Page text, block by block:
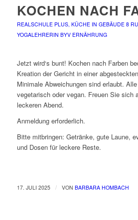
KOCHEN NACH
REALSCHULE PLUS, KÜCHE IN GEBÄUDE 8
YOGALEHRERIN BYV ERNÄHRUNG
Jetzt wird‘s bunt! Kochen nach Farben
Kreation der Gericht in einer
Minimale Abweichungen sind erlaubt.
vegetarisch oder vegan. Freuen Sie sich
leckeren Abend.
Anmeldung erforderlich.
Bitte mitbringen: Getränke, gute Laune,
und Dosen für leckere Reste.
17. JULI 2025 / VON BARBARA HOMBACH